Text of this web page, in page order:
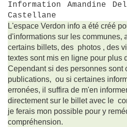
Information Amandine
Castellane
L'espace Verdon info a été créé
d'informations sur les communes,
certains billets, des photos , des
textes sont mis en ligne pour plus
Cependant si des personnes sont
publications, ou si certaines
erronées, il suffira de m'en
directement sur le billet avec le
je ferais mon possible pour y
compréhension.